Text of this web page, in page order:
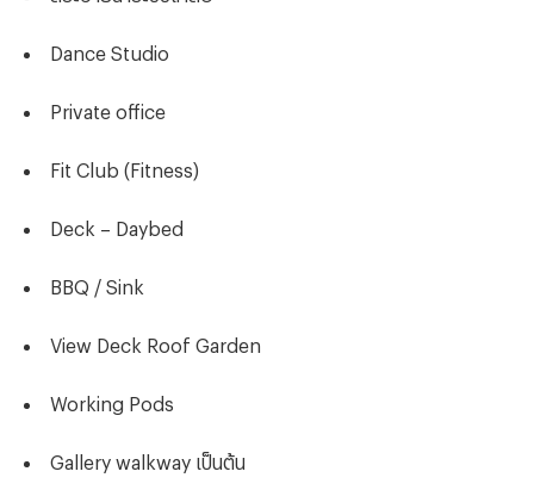
Dance Studio
Private office
Fit Club (Fitness)
Deck – Daybed
BBQ / Sink
View Deck Roof Garden
Working Pods
Gallery walkway เป็นต้น